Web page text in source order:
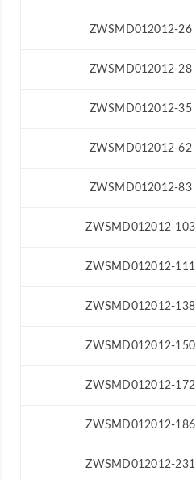
ZWSMD012012-26
ZWSMD012012-28
ZWSMD012012-35
ZWSMD012012-62
ZWSMD012012-83
ZWSMD012012-103
ZWSMD012012-111
ZWSMD012012-138
ZWSMD012012-150
ZWSMD012012-172
ZWSMD012012-186
ZWSMD012012-231